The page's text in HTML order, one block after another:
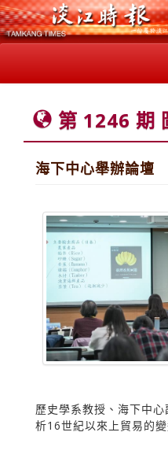
第 1246 期
海下中心舉辦論壇
歷史學系教授、海下中
析16世紀以來上貿易的